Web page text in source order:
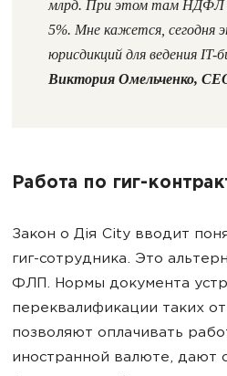
млрд. При этом там НДФЛ
5%. Мне кажется, сегодня
юрисдикций для ведения IT-
Виктория Омельченко,
Работа по гиг-
Закон о Дія City вводит
гиг-сотрудника. Это
ФЛП. Нормы документа
переквалификации таких
позволяют оплачивать
иностранной валюте, дают